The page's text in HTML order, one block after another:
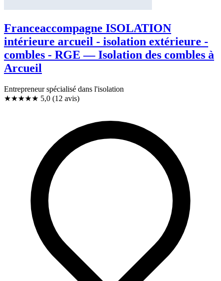
Franceaccompagne ISOLATION
intérieure arcueil - isolation extérieure -
combles - RGE — Isolation des combles à
Arcueil
Entrepreneur spécialisé dans l'isolation
★★★★★ 5,0 (12 avis)